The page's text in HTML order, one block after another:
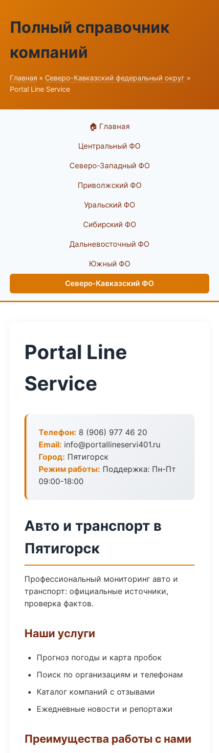
Полный справочник
компаний
Главная » Северо-Кавказский федеральный округ »
Portal Line Service
🏠 Главная
Центральный ФО
Северо-Западный ФО
Приволжский ФО
Уральский ФО
Сибирский ФО
Дальневосточный ФО
Южный ФО
Северо-Кавказский ФО
Portal Line
Service
Телефон: 8 (906) 977 46 20
Email: info@portallineservi401.ru
Город: Пятигорск
Режим работы: Поддержка: Пн-Пт
09:00-18:00
Авто и транспорт в
Пятигорск
Профессиональный мониторинг авто и
транспорт: официальные источники,
проверка фактов.
Наши услуги
Прогноз погоды и карта пробок
Поиск по организациям и телефонам
Каталог компаний с отзывами
Ежедневные новости и репортажи
Преимущества работы с нами